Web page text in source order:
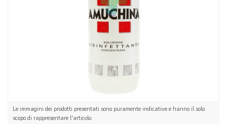
Le immagini dei prodotti presentati sono puramente indicative e hanno il solo
scopo di rappresentare l'articolo.